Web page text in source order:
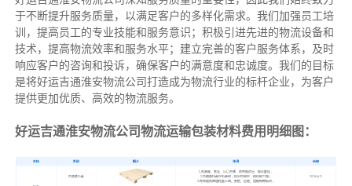
于不断提升服务质量，以满足客户的多样化需求。我们加强员工培
训，提高员工的专业技能和服务意识；积极引进先进的物流设备和
技术，提高物流效率和服务水平；建立完善的客户服务体系，及时
响应客户的咨询和投诉，确保客户的满意度和忠诚度。我们的目标
是将好运吉通淮安物流公司打造成为物流行业的标杆企业，为客户
提供更加优质、高效的物流服务。
好运吉通淮安物流公司物流运输包装材料费用明细图：